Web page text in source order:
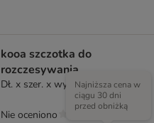
kooa szczotka do
rozczesywania
Dł. x szer. x wys.: 24 x 8 x 4,5 cm
Najniższa cena w
ciągu 30 dni
przed obniżką
Nie oceniono